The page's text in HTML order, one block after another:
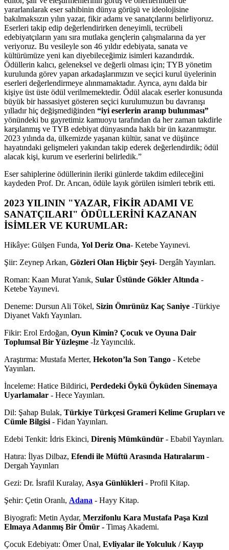
yararlanılarak eser sahibinin dünya görüşü ve ideolojisine
bakılmaksızın yılın yazar, fikir adamı ve sanatçılarını belirliyoruz.
Eserleri takip edip değerlendirirken deneyimli, tecrübeli
edebiyatçıların yanı sıra mutlaka gençlerin çalışmalarına da yer
veriyoruz. Bu vesileyle son 46 yıldır edebiyata, sanata ve
kültürümüze yeni kan diyebileceğimiz isimleri kazandırdık.
Ödüllerin kalıcı, geleneksel ve değerli olması için; TYB yönetim
kurulunda görev yapan arkadaşlarımızın ve seçici kurul üyelerinin
eserleri değerlendirmeye alınmamaktadır. Ayrıca, aynı dalda bir
kişiye üst üste ödül verilmemektedir. Ödül alacak eserler konusunda
büyük bir hassasiyet gösteren seçici kurulumuzun bu davranışı
yılladır hiç değişmediğinden “iyi eserlerin aranıp bulunması”
yönündeki bu gayretimiz kamuoyu tarafından da her zaman takdirle
karşılanmış ve TYB edebiyat dünyasında haklı bir ün kazanmıştır.
2023 yılında da, ülkemizde yaşanan kültür, sanat ve düşünce
hayatındaki gelişmeleri yakından takip ederek değerlendirdik; ödül
alacak kişi, kurum ve eserlerini belirledik.”
Eser sahiplerine ödüllerinin ileriki günlerde takdim edileceğini
kaydeden Prof. Dr. Arıcan, ödüle layık görülen isimleri tebrik etti.
2023 YILININ "YAZAR, FİKİR ADAMI VE
SANATÇILARI" ÖDÜLLERİNİ KAZANAN
İSİMLER VE KURUMLAR:
Hikâye: Gülşen Funda, Yol Deriz Ona- Ketebe Yayınevi.
Şiir: Zeynep Arkan, Gözleri Olan Hiçbir Şeyi- Dergâh Yayınları.
Roman: Kaan Murat Yanık, Sular Üstünde Gökler Altında -
Ketebe Yayınevi.
Deneme: Dursun Ali Tökel, Sizin Ömrünüz Kaç Saniye -Türkiye
Diyanet Vakfı Yayınları.
Fikir: Erol Erdoğan, Oyun Kimin? Çocuk ve Oyuna Dair
Toplumsal Bir Yüzleşme -İz Yayıncılık.
Araştırma: Mustafa Merter, Hekoton’la Son Tango - Ketebe
Yayınları.
İnceleme: Hatice Bildirici, Perdedeki Öykü Öyküden Sinemaya
Uyarlamalar - Hece Yayınları.
Dil: Şahap Bulak, Türkiye Türkçesi Grameri Kelime Grupları ve
Cümle Bilgisi - Fidan Yayınları.
Edebi Tenkit: İdris Ekinci, Direniş Mümkündür - Ebabil Yayınları.
Hatıra: İlyas Dilbaz, Efendi ile Müftü Arasında Hatıralarım -
Dergah Yayınları
Gezi: Dr. İsrafil Kuralay, Asya Günlükleri - Profil Kitap.
Şehir: Çetin Oranlı, Adana - Hayy Kitap.
Biyografi: Metin Aydar, Merzifonlu Kara Mustafa Paşa Kızıl
Elmaya Adanmış Bir Ömür - Timaş Akademi.
Çocuk Edebiyatı: Ömer Ünal, Evliyalar ile Yolculuk / Kayıp